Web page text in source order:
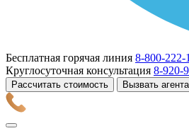
Бесплатная горячая линия 8-800-222-
Круглосуточная консультация 8-920-
Рассчитать стоимость Вызвать агента